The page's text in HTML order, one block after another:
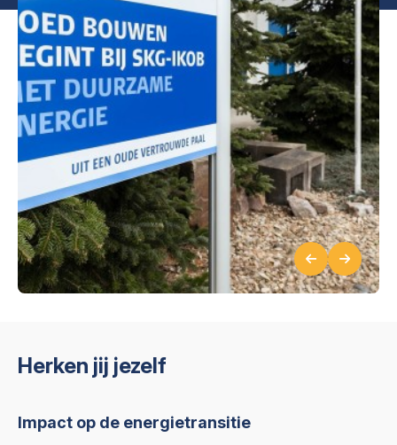
Herken jij jezelf
Impact op de energietransitie